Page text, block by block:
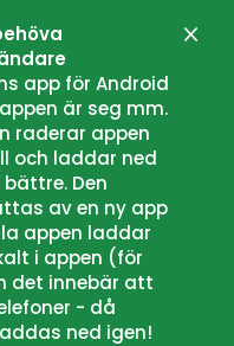
app för Android
är seg mm.
raderar appen
och laddar ned
Den
av en ny app
appen laddar
i appen (för
det innebär att
- då
ned igen!